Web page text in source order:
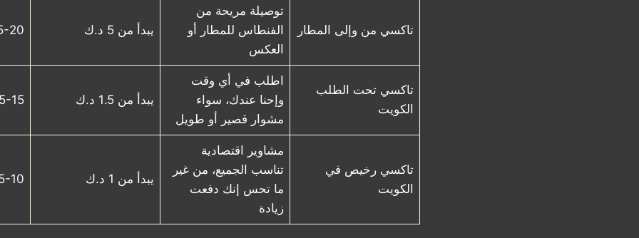
تاكسي من وإلى المطار
توصيلة مريحة من
الفنطاس للمطار أو
العكس
يبدأ من 5 د.ك 15-20
تاكسي تحت الطلب
الكويت
اطلب في أي وقت
وإحنا عندك، سواء
مشوار قصير أو طويل
يبدأ من 1.5 د.ك 5-15
تاكسي رخيص في
الكويت
مشاوير اقتصادية
تناسب الجميع، من غير
ما تحس إنك دفعت
زيادة
يبدأ من 1 د.ك 5-10